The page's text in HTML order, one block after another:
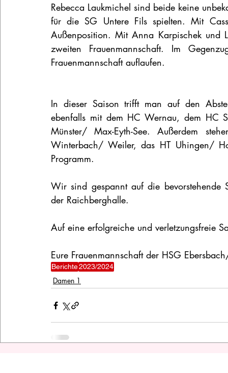
Rebecca Laukmichel sind beide keine
für die SG Untere Fils spielten. Mit
Außenposition. Mit Anna Karpischek und
zweiten Frauenmannschaft. Im
Frauenmannschaft auflaufen.
In dieser Saison trifft man auf den
ebenfalls mit dem HC Wernau, dem HC
Münster/ Max-Eyth-See. Außerdem
Winterbach/ Weiler, das HT Uhingen/
Programm.
Wir sind gespannt auf die bevorstehende
der Raichberghalle.
Auf eine erfolgreiche und verletzungsfreie
Eure Frauenmannschaft der HSG
Berichte2023/2024
Damen 1